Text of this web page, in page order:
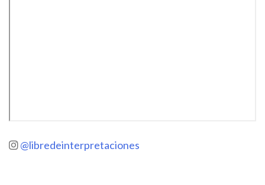
@libredeinterpretaciones